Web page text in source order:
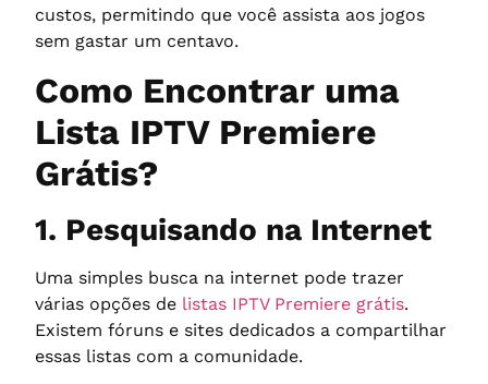
custos, permitindo que você assista aos jogos
sem gastar um centavo.
Como Encontrar uma
Lista IPTV Premiere
Grátis?
1. Pesquisando na Internet
Uma simples busca na internet pode trazer
várias opções de listas IPTV Premiere grátis.
Existem fóruns e sites dedicados a compartilhar
essas listas com a comunidade.